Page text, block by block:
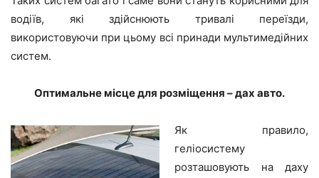
водіїв, які здійснюють тривалі переїзди,
використовуючи при цьому всі принади мультимедійних
систем.
Оптимальне місце для розміщення – дах авто.
Як правило,
геліосистему
розташовують на даху